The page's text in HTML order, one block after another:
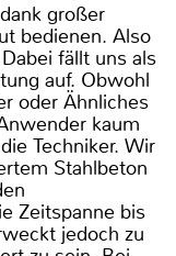
großer
bedienen. Also
fällt uns als
auf. Obwohl
oder Ähnliches
kaum
Techniker. Wir
Stahlbeton
Zeitspanne bis
jedoch zu